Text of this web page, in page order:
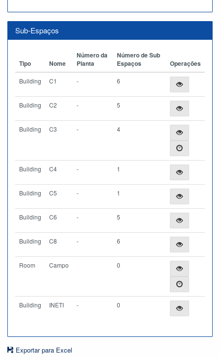
Sub-Espaços
Tipo Nome
Número da
Planta
Número de Sub
Espaços
Operações
Building C1 - 6
Building C2 - 5
Building C3 - 4
Building C4 - 1
Building C5 - 1
Building C6 - 5
Building C8 - 6
Room Campo 0
Building INETI - 0
Exportar para Excel